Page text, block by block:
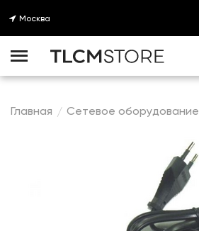
Москва
Главная / Сетевое оборудование